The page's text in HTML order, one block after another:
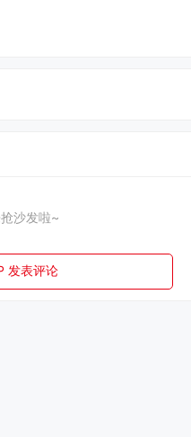
沙发啦~
发表评论